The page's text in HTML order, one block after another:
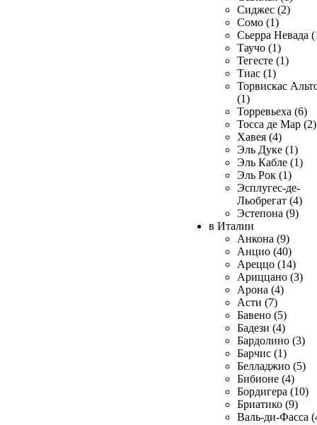
Сиджес (2)
Сомо (1)
Сьерра Невада
Таучо (1)
Тегесте (1)
Тиас (1)
Торвискас
(1)
Торревьеха (6)
Тосса де Мар (2)
Хавея (4)
Эль Дуке (1)
Эль Кабле (1)
Эль Рок (1)
Эсплугес-де-
Льобрегат (4)
Эстепона (9)
в Италии
Анкона (9)
Анцио (40)
Ареццо (14)
Ариццано (3)
Арона (4)
Асти (7)
Бавено (5)
Бадези (4)
Бардолино (3)
Барчис (1)
Белладжио (5)
Бибионе (4)
Бордигера (10)
Бриатико (9)
Валь-ди-Фасса